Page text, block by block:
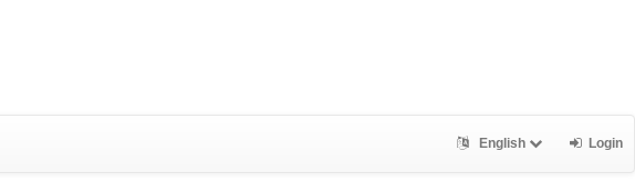
English Login